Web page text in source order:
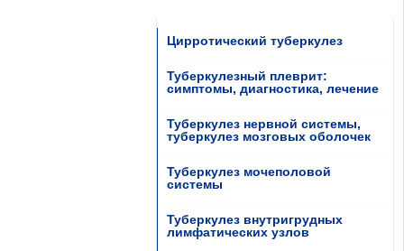
Цирротический туберкулез
Туберкулезный плеврит:
симптомы, диагностика, лечение
Туберкулез нервной системы,
туберкулез мозговых оболочек
Туберкулез мочеполовой
системы
Туберкулез внутригрудных
лимфатических узлов